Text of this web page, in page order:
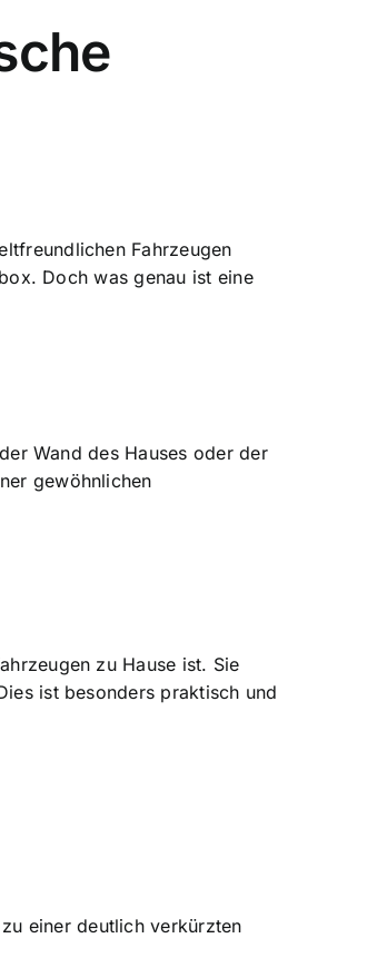
Fahrzeugen
Doch was genau ist eine
Wand des Hauses oder der
gewöhnlichen
zu Hause ist. Sie
ist besonders praktisch und
einer deutlich verkürzten